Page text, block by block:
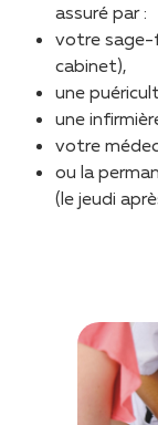
assuré par :
votre sage-
cabinet),
une
une
votre
ou la
(le jeudi